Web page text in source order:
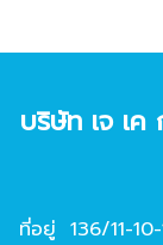
บริษัท เจ เ
ที่อยู่ 136/11-